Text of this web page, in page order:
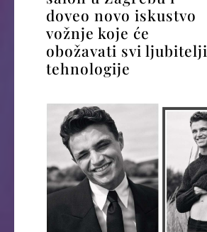
doveo novo iskustvo
vožnje koje će
obožavati svi ljubitelji
tehnologije